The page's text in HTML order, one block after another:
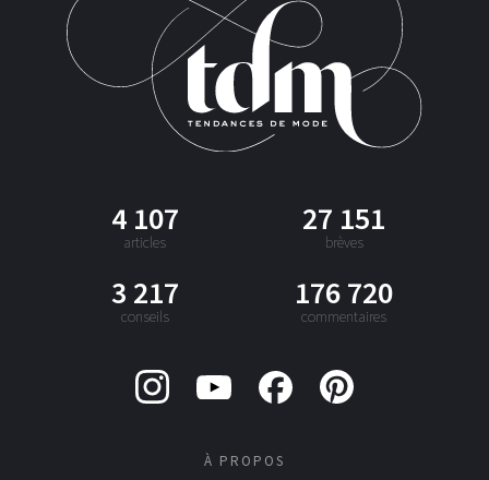
4 107
articles
27 151
brèves
3 217
conseils
176 720
commentaires
À PROPOS